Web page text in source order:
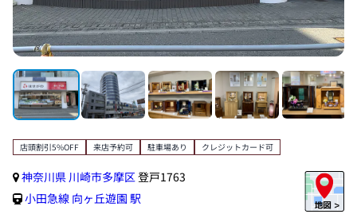
店頭割引5%OFF 来店予約可 駐車場あり クレジットカード可
神奈川県 川崎市多摩区登戸1763
小田急線 向ヶ丘遊園 駅